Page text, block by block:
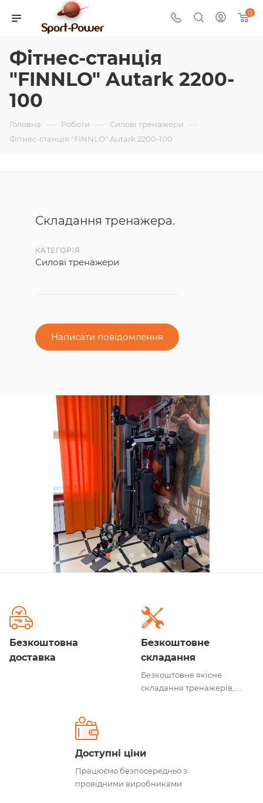
0
Фітнес-станція
"FINNLO" Autark 2200-
100
Головна — Роботи — Силові тренажери —
Фітнес-станція "FINNLO" Autark 2200-100
Складання тренажера.
КАТЕГОРІЯ
Силові тренажери
Написати повідомлення
Безкоштовна
доставка
Безкоштовне
складання
Безкоштовне якісне
складання тренажерів, ...
Доступні ціни
Працюємо безпосередньо з
провідними виробниками